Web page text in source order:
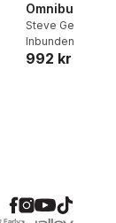
Omnibus Vol. 1
Steve Gerber
Marv Wolfman
Inbunden
992 kr